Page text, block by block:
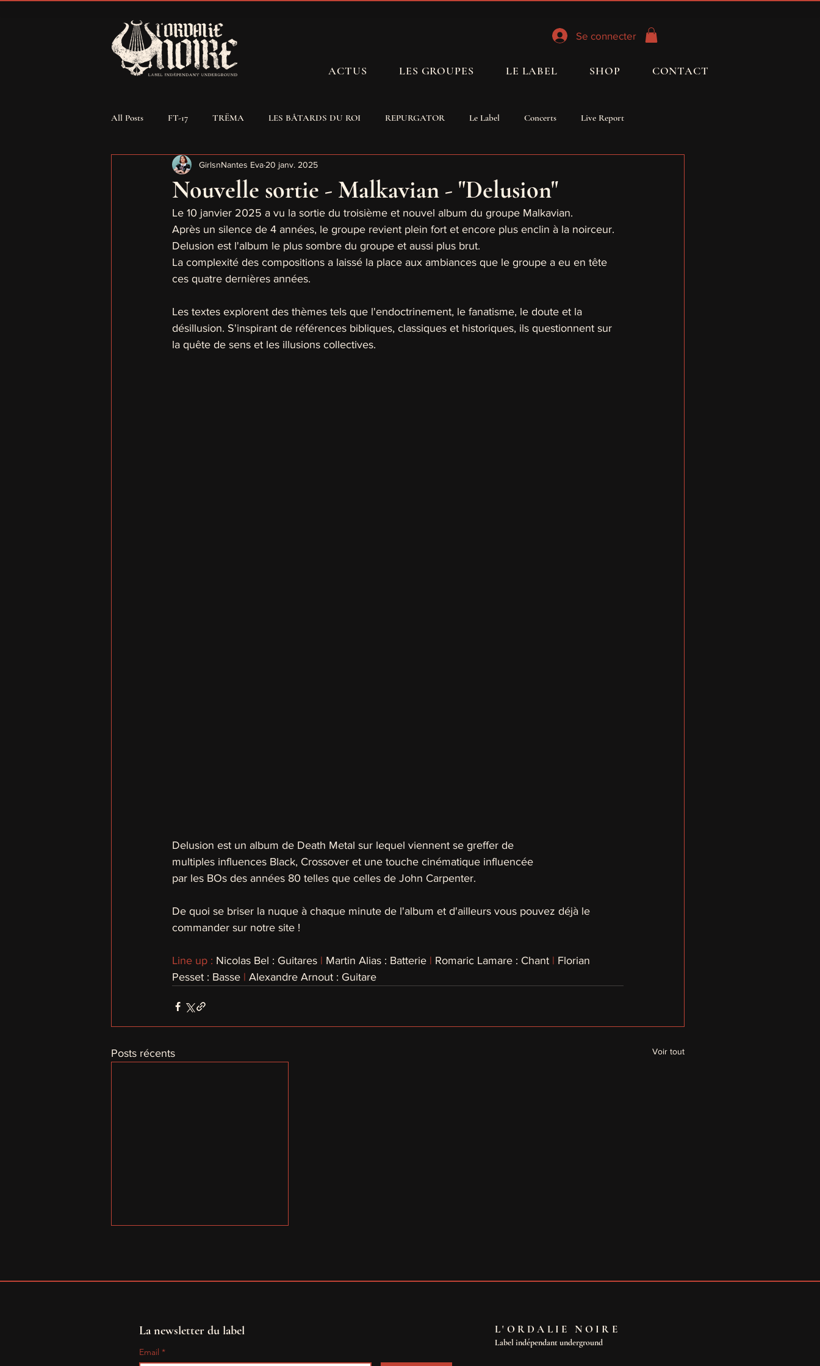
Se connecter
ACTUS LES GROUPES LE LABEL SHOP CONTACT
All Posts FT-17 TRËMA LES BÂTARDS DU ROI REPURGATOR Le Label Concerts Live Report
MALKAVIAN INITIATION Ǥứŕū
CORNUCOPIA SORCIÈRE Photos Chronique d'album Interview Vidéos
Nouvelle sortie - Malkavian - "Delusion"
GirlsnNantes Eva 20 janv. 2025
Le 10 janvier 2025 a vu la sortie du troisième et nouvel album du groupe Malkavian.
Après un silence de 4 années, le groupe revient plein fort et encore plus enclin à la noirceur.
Delusion est l'album le plus sombre du groupe et aussi plus brut.
La complexité des compositions a laissé la place aux ambiances que le groupe a eu en tête
ces quatre dernières années.
Les textes explorent des thèmes tels que l'endoctrinement, le fanatisme, le doute et la
désillusion. S'inspirant de références bibliques, classiques et historiques, ils questionnent sur
la quête de sens et les illusions collectives.
Delusion est un album de Death Metal sur lequel viennent se greffer de
multiples influences Black, Crossover et une touche cinématique influencée
par les BOs des années 80 telles que celles de John Carpenter.
De quoi se briser la nuque à chaque minute de l'album et d'ailleurs vous pouvez déjà le
commander sur notre site !
Line up : Nicolas Bel : Guitares | Martin Alias : Batterie | Romaric Lamare : Chant | Florian
Pesset : Basse | Alexandre Arnout : Guitare
Posts récents Voir tout
Nouvelle signature :
MALKAVIAN
La newsletter du label
Email *
L'ORDALIE NOIRE
Label indépendant underground